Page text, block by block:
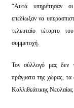
“Αυτά υπηρέτησαν οι
επεδίωξαν να
τελευταίο τέταρτο
συμμετοχή.
Τον σύλλογό μας δεν
πράγματα της χώρας, τα
Καλλιθεάτικης Νεολαίας